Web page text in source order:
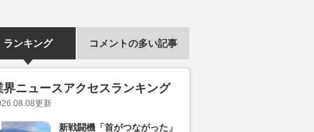
ランキング コメントの多い記事
界ニュースアクセスランキング
更新
新戦闘機「首がつながった」